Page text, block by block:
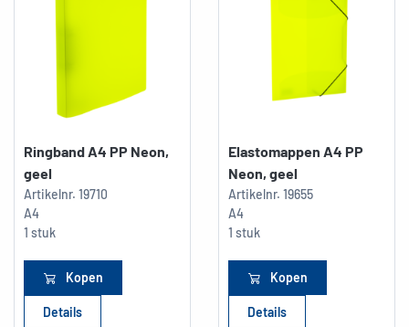
Ringband A4 PP Neon,
geel
Artikelnr. 19710
A4
1 stuk
Kopen
Details
Elastomappen A4 PP
Neon, geel
Artikelnr. 19655
A4
1 stuk
Kopen
Details